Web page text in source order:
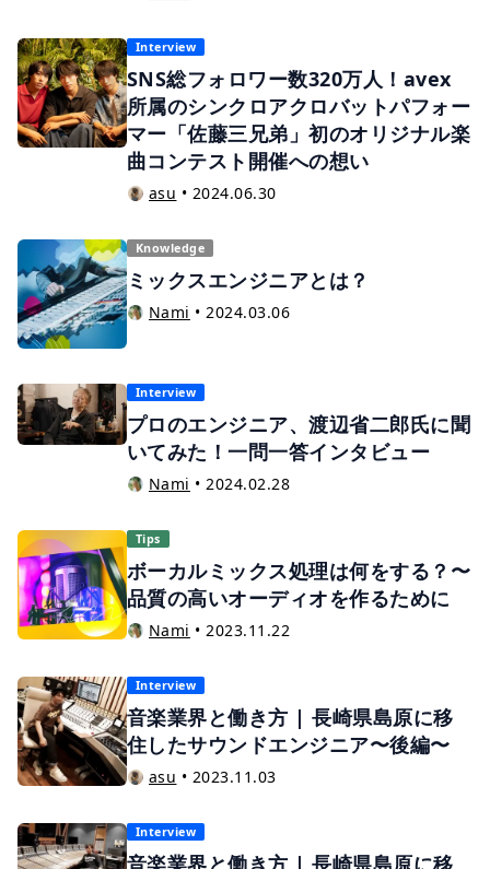
Interview
SNS総フォロワー数320万人！avex
所属のシンクロアクロバットパフォー
マー「佐藤三兄弟」初のオリジナル楽
曲コンテスト開催への想い
asu • 2024.06.30
Knowledge
ミックスエンジニアとは？
Nami •2024.03.06
Interview
プロのエンジニア、渡辺省二郎氏に聞
いてみた！一問一答インタビュー
Nami •2024.02.28
Tips
ボーカルミックス処理は何をする？〜
品質の高いオーディオを作るために
Nami •2023.11.22
Interview
音楽業界と働き方 | 長崎県島原に移
住したサウンドエンジニア〜後編〜
asu • 2023.11.03
Interview
音楽業界と働き方 | 長崎県島原に移